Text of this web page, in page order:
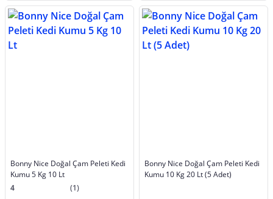
Bonny Nice Doğal Çam Peleti Kedi
Kumu 5 Kg 10 Lt
4
(1)
Bonny Nice Doğal Çam Peleti Kedi
Kumu 10 Kg 20 Lt (5 Adet)